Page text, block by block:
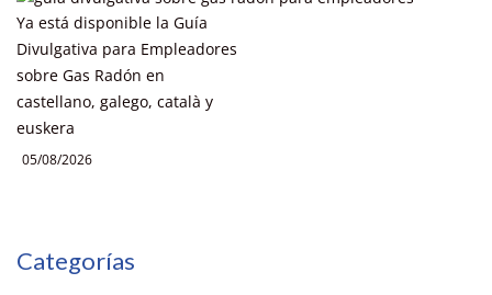
Ya está disponible la Guía
Divulgativa para Empleadores
sobre Gas Radón en
castellano, galego, català y
euskera
05/08/2026
Categorías